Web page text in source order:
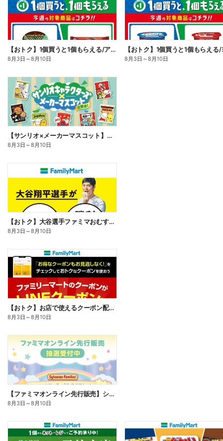
【おトク】1個買うと1個もらえる/アイス
8月3日 ～8月10日 8月3日 ～8月10日
【サンリオ×メーカーマスコット】オリジナルグッズ貰える!
8月3日 ～8月10日
【おトク】大谷選手ファミマおむすび割
8月3日 ～8月10日
【おトク】お店で使えるクーポン配信中
8月3日 ～8月10日
【ファミマオンライン先行販売】シルバニアファミリー
8月3日 ～8月10日